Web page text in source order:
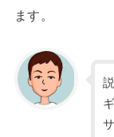
ます。